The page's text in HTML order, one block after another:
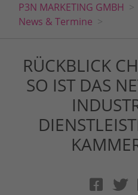
P3N MARKETING GMBH
News & Termine
RÜCKBLICK
SO IST DAS